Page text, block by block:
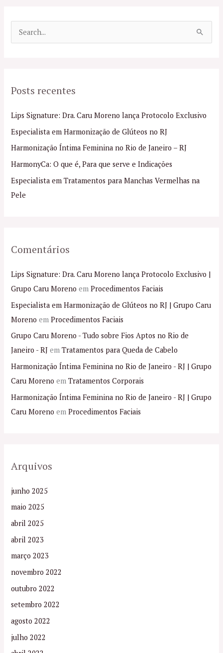
u
s
a
r
p
o
r
Posts recentes
Lips Signature: Dra. Caru Moreno lança Protocolo Exclusivo
Especialista em Harmonização de Glúteos no RJ
Harmonização Íntima Feminina no Rio de Janeiro – RJ
HarmonyCa: O que é, Para que serve e Indicações
Especialista em Tratamentos para Manchas Vermelhas na
Pele
Comentários
Lips Signature: Dra. Caru Moreno lança Protocolo Exclusivo |
Grupo Caru Moreno emProcedimentos Faciais
Especialista em Harmonização de Glúteos no RJ | Grupo Caru
Moreno emProcedimentos Faciais
Grupo Caru Moreno - Tudo sobre Fios Aptos no Rio de
Janeiro - RJ emTratamentos para Queda de Cabelo
Harmonização Íntima Feminina no Rio de Janeiro - RJ | Grupo
Caru Moreno emTratamentos Corporais
Harmonização Íntima Feminina no Rio de Janeiro - RJ | Grupo
Caru Moreno emProcedimentos Faciais
Arquivos
junho 2025
maio 2025
abril 2025
abril 2023
março 2023
novembro 2022
outubro 2022
setembro 2022
agosto 2022
julho 2022